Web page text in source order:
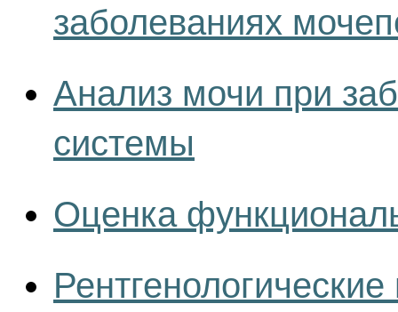
заболеваниях
Анализ мочи при
системы
Оценка